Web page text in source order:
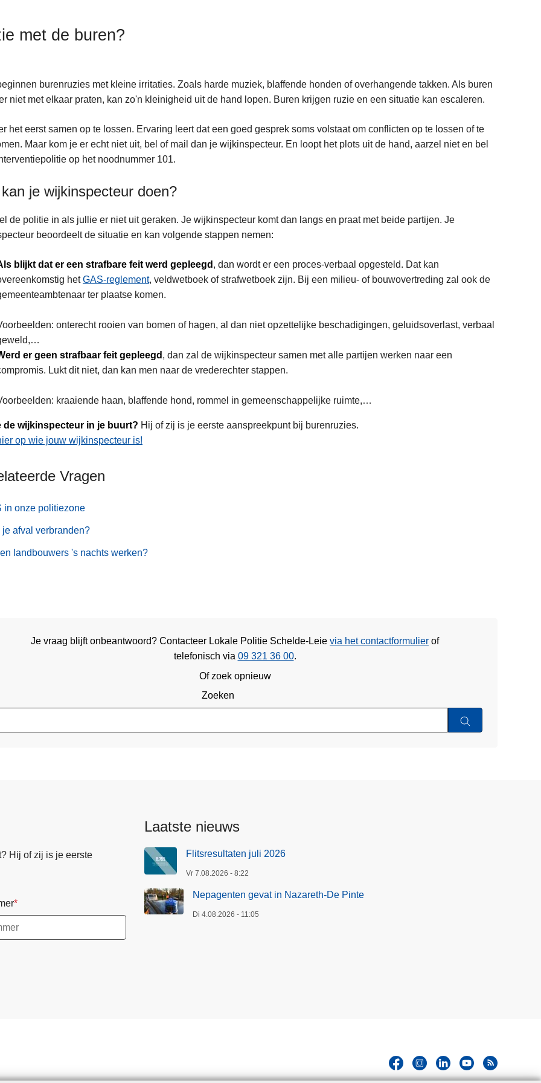
met de buren?
burenruzies met kleine irritaties. Zoals harde muziek, blaffende honden of overhangende takken. Als buren
niet met elkaar praten, kan zo'n kleinigheid uit de hand lopen. Buren krijgen ruzie en een situatie kan escaleren.
het eerst samen op te lossen. Ervaring leert dat een goed gesprek soms volstaat om conflicten op te lossen of te
Maar kom je er echt niet uit, bel of mail dan je wijkinspecteur. En loopt het plots uit de hand, aarzel niet en bel
op het noodnummer 101.
je wijkinspecteur doen?
de politie in als jullie er niet uit geraken. Je wijkinspecteur komt dan langs en praat met beide partijen. Je
beoordeelt de situatie en kan volgende stappen nemen:
blijkt dat er een strafbare feit werd gepleegd , dan wordt er een proces-verbaal opgesteld. Dat kan
hetGAS-reglement, veldwetboek of strafwetboek zijn. Bij een milieu- of bouwovertreding zal ook de
ter plaatse komen.
onterecht rooien van bomen of hagen, al dan niet opzettelijke beschadigingen, geluidsoverlast, verbaal
er geen strafbaar feit gepleegd , dan zal de wijkinspecteur samen met alle partijen werken naar een
Lukt dit niet, dan kan men naar de vrederechter stappen.
kraaiende haan, blaffende hond, rommel in gemeenschappelijke ruimte,…
de wijkinspecteur in je buurt? Hij of zij is je eerste aanspreekpunt bij burenruzies.
op wie jouw wijkinspecteur is!
Vragen
in onze politiezone
je afval verbranden?
landbouwers 's nachts werken?
Je vraag blijft onbeantwoord? Contacteer Lokale Politie Schelde-Leie via het contactformulier of
telefonisch via 09 321 36 00.
Of zoek opnieuw
Zoeken
Hij of zij is je eerste
Laatste nieuws
Flitsresultaten juli 2026
Vr 7.08.2026 - 8:22
Nepagenten gevat in Nazareth-De Pinte
Di 4.08.2026 - 11:05